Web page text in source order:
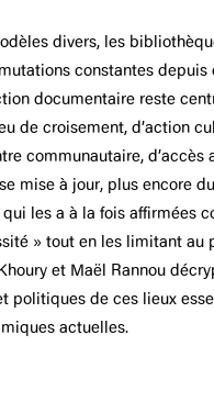
divers, les
constantes depuis
documentaire reste
de croisement, d’action
communautaire, d’accès
mise à jour, plus encore
les a à la fois affirmées
» tout en les limitant au
et Maël Rannou
politiques de ces lieux
actuelles.